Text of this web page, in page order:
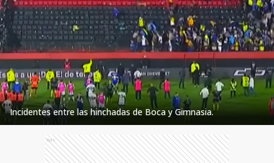
Incidentes entre las hinchadas de Boca y Gimnasia.
Ads